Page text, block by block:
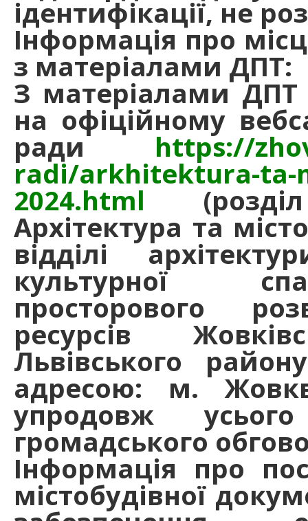
ідентифікації, не
Інформація про
з матеріалами ДПТ:
З матеріалами
на офіційному
ради https://
radi/arkhitektura-ta-
2024.html
Архітектура та
відділі
культурної
просторового
ресурсів
Львівського
адресою: м.
упродовж
громадського
Інформація про
містобудівної